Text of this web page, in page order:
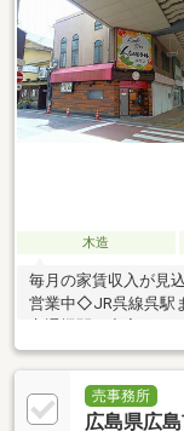
木造
毎月の家賃収入が見
営業中◇JR呉線呉駅
売事務所
広島県広